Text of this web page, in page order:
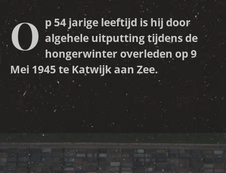
O p 54 jarige leeftijd is hij door
algehele uitputting tijdens de
hongerwinter overleden op 9
Mei 1945 te Katwijk aan Zee.